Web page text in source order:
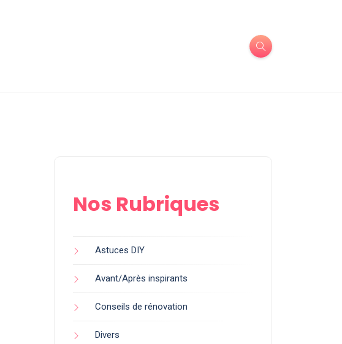
Nos Rubriques
Astuces DIY
Avant/Après inspirants
Conseils de rénovation
Divers